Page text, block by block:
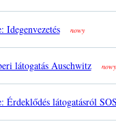
Idegenvezetés nowy
látogatás Auschwitz nowy
Érdeklődés látogatásról